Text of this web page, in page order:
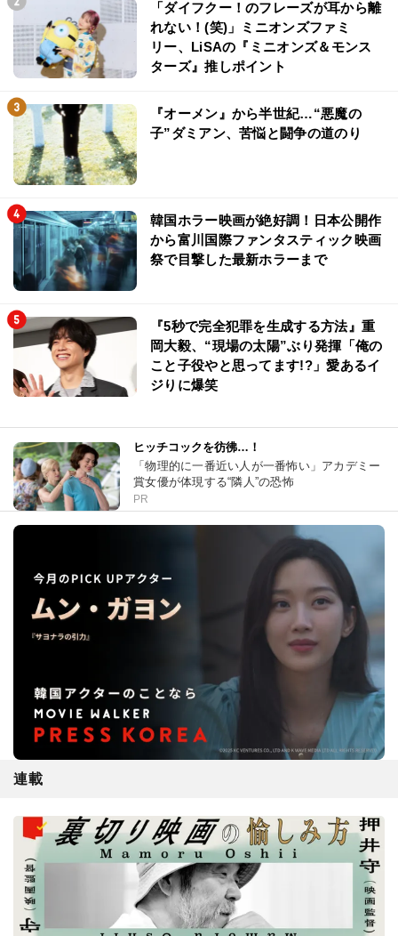
「ダイフクー！のフレーズが耳から離
れない！(笑)」ミニオンズファミ
リー、LiSAの『ミニオンズ＆モンス
ターズ』推しポイント
『オーメン』から半世紀…“悪魔の
子”ダミアン、苦悩と闘争の道のり
韓国ホラー映画が絶好調！日本公開作
から富川国際ファンタスティック映画
祭で目撃した最新ホラーまで
『5秒で完全犯罪を生成する方法』重
岡大毅、“現場の太陽”ぶり発揮「俺の
こと子役やと思ってます!?」愛あるイ
ジりに爆笑
ヒッチコックを彷彿…！
「物理的に一番近い人が一番怖い」アカデミー
賞女優が体現する“隣人”の恐怖
PR
連載